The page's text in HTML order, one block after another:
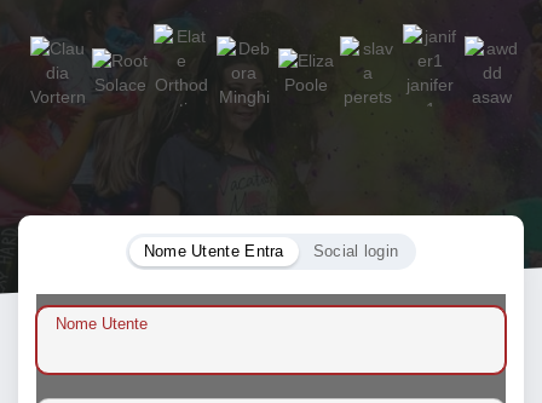
Nome Utente Entra Social login
Nome Utente